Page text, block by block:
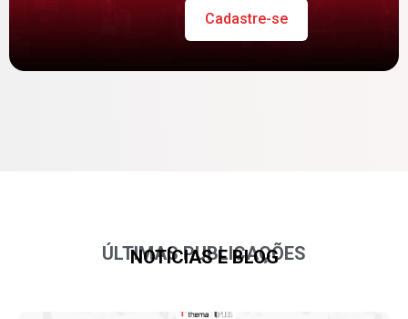
Cadastre-se
ÚLTIMAS PUBLICAÇÕES
NOTÍCIAS E BLOG